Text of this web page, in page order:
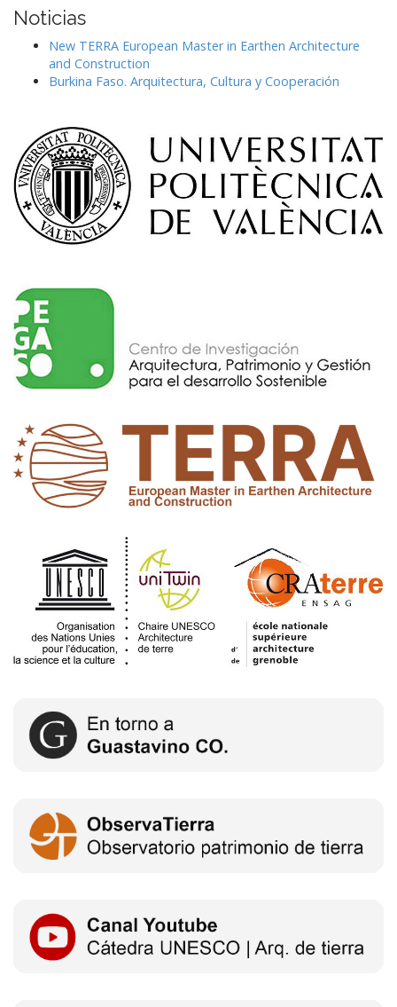
Noticias
New TERRA European Master in Earthen Architecture
and Construction
Burkina Faso. Arquitectura, Cultura y Cooperación